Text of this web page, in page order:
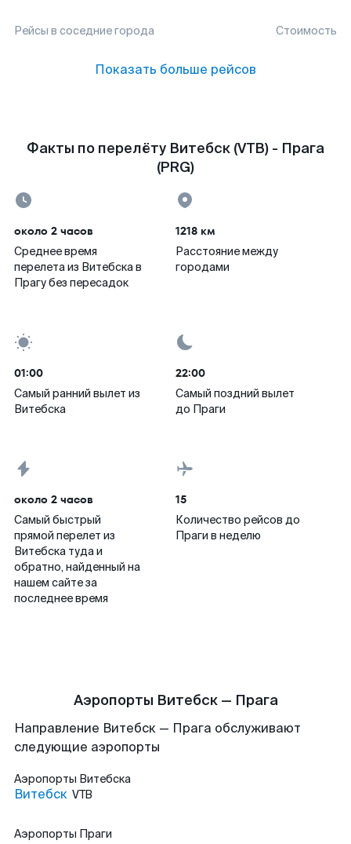
Рейсы в соседние города Стоимость
Показать больше рейсов
Факты по перелёту Витебск (VTB) - Прага
(PRG)
около 2 часов
Среднее время
перелета из Витебска в
Прагу без пересадок
1218 км
Расстояние между
городами
01:00
Самый ранний вылет из
Витебска
22:00
Самый поздний вылет
до Праги
около 2 часов
Самый быстрый
прямой перелет из
Витебска туда и
обратно, найденный на
нашем сайте за
последнее время
15
Количество рейсов до
Праги в неделю
Аэропорты Витебск — Прага
Направление Витебск — Прага обслуживают
следующие аэропорты
Аэропорты Витебска
Витебск VTB
Аэропорты Праги